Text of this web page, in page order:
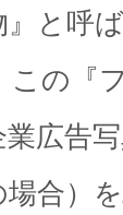
と呼
の『
広告
合）